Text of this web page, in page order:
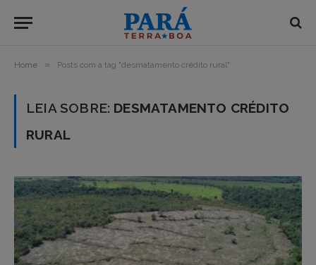
Home » Posts com a tag "desmatamento crédito rural"
LEIA SOBRE: DESMATAMENTO CRÉDITO
RURAL